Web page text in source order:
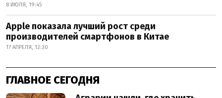
8 ИЮЛЯ, 19:45
Apple показала лучший рост среди
производителей смартфонов в Китае
17 АПРЕЛЯ, 12:30
ГЛАВНОЕ СЕГОДНЯ